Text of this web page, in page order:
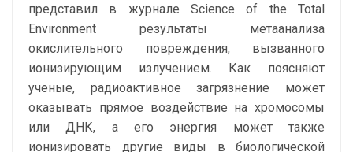
представил в журнале Science of the Total
Environment результаты метаанализа
окислительного повреждения, вызванного
ионизирующим излучением. Как поясняют
ученые, радиоактивное загрязнение может
оказывать прямое воздействие на хромосомы
или ДНК, а его энергия может также
ионизировать другие виды в биологической